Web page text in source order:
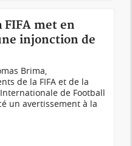
FIFA met en
injonction de
Brima,
de la FIFA et de la
de Football
un avertissement à la